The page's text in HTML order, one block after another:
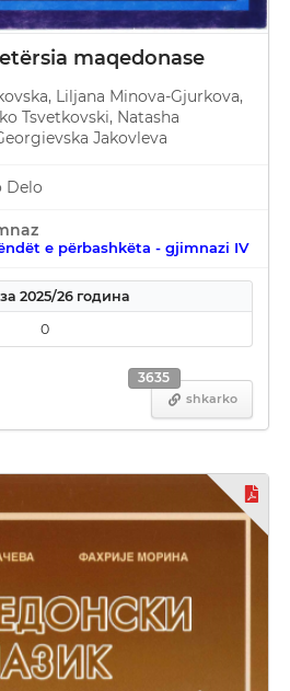
maqedonase
Liljana Minova-Gjurkova,
Tsvetkovski, Natasha
Јakovleva
Delo
e përbashkëta - gjimnazi IV
2025/26 година
0
shkarko
3635